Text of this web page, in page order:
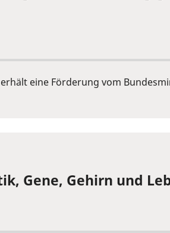
eine Förderung vom
Gene, Gehirn und